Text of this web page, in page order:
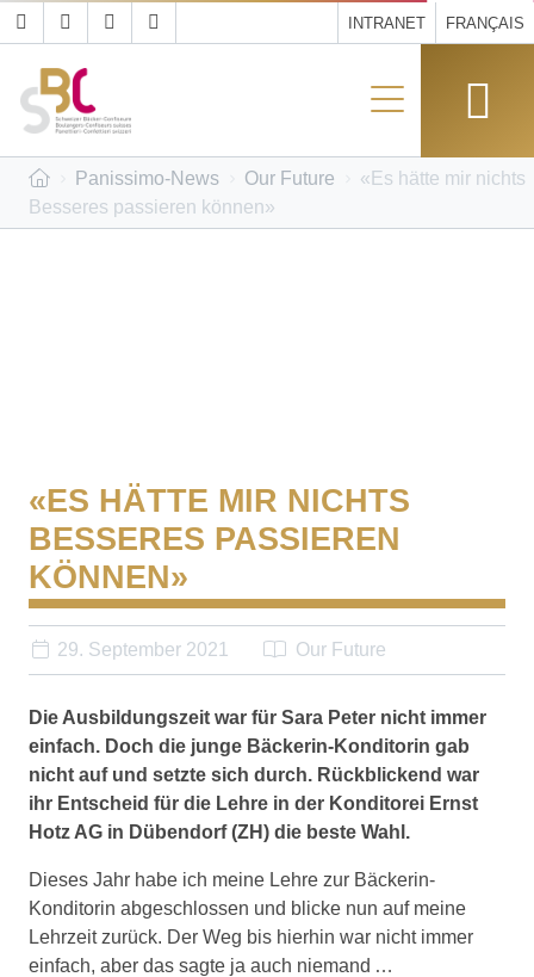
INTRANET FRANÇAIS
Panissimo-News Our Future
«Es hätte mir nichts
Besseres passieren können»
«ES HÄTTE MIR NICHTS
BESSERES PASSIEREN
KÖNNEN»
29. September 2021 Our Future
Die Ausbildungszeit war für Sara Peter nicht immer
einfach. Doch die junge Bäckerin-Konditorin gab
nicht auf und setzte sich durch. Rückblickend war
ihr Entscheid für die Lehre in der Konditorei Ernst
Hotz AG in Dübendorf (ZH) die beste Wahl.
Dieses Jahr habe ich meine Lehre zur Bäckerin-
Konditorin abgeschlossen und blicke nun auf meine
Lehrzeit zurück. Der Weg bis hierhin war nicht immer
einfach, aber das sagte ja auch niemand …